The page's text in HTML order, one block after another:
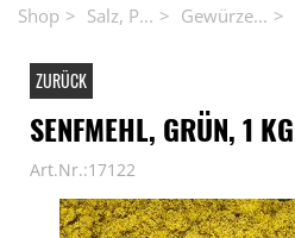
Shop Salz, P... Gewürze...
ZURÜCK
SENFMEHL, GRÜN, 1 KG
Art.Nr.:17122